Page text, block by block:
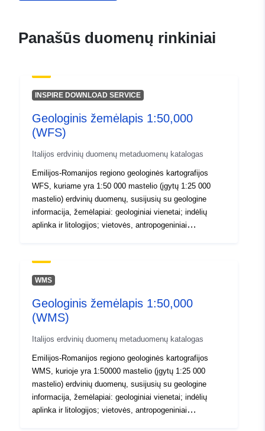
Panašūs duomenų rinkiniai
INSPIRE DOWNLOAD SERVICE
Geologinis žemėlapis 1:50,000
(WFS)
Italijos erdvinių duomenų metaduomenų katalogas
Emilijos-Romanijos regiono geologinės kartografijos
WFS, kuriame yra 1:50 000 mastelio (įgytų 1:25 000
mastelio) erdvinių duomenų, susijusių su geologine
informacija, žemėlapiai: geologiniai vienetai; indėlių
aplinka ir litologijos; vietovės, antropogeniniai
lygiai; struktūriniai elementai; požeminių vienetų
izolinijos; geologiniai takai; stebėjimo ir matavimo
WMS
Geologinis žemėlapis 1:50,000
(WMS)
Italijos erdvinių duomenų metaduomenų katalogas
Emilijos-Romanijos regiono geologinės kartografijos
WMS, kurioje yra 1:50000 mastelio (įgytų 1:25 000
mastelio) erdvinių duomenų, susijusių su geologine
informacija, žemėlapiai: geologiniai vienetai; indėlių
aplinka ir litologijos; vietovės, antropogeniniai